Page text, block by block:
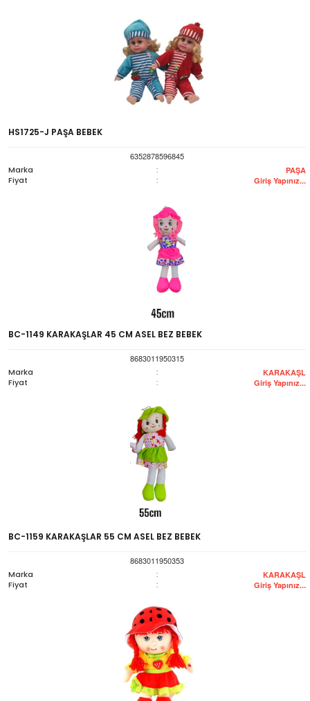
HS1725-J PAŞA BEBEK
6352878596845
Marka
: PAŞA
Fiyat : Giriş Yapınız...
BC-1149 KARAKAŞLAR 45 CM ASEL BEZ BEBEK
8683011950315
Marka
: KARAKAŞL
Fiyat : Giriş Yapınız...
BC-1159 KARAKAŞLAR 55 CM ASEL BEZ BEBEK
8683011950353
Marka
: KARAKAŞL
Fiyat : Giriş Yapınız...